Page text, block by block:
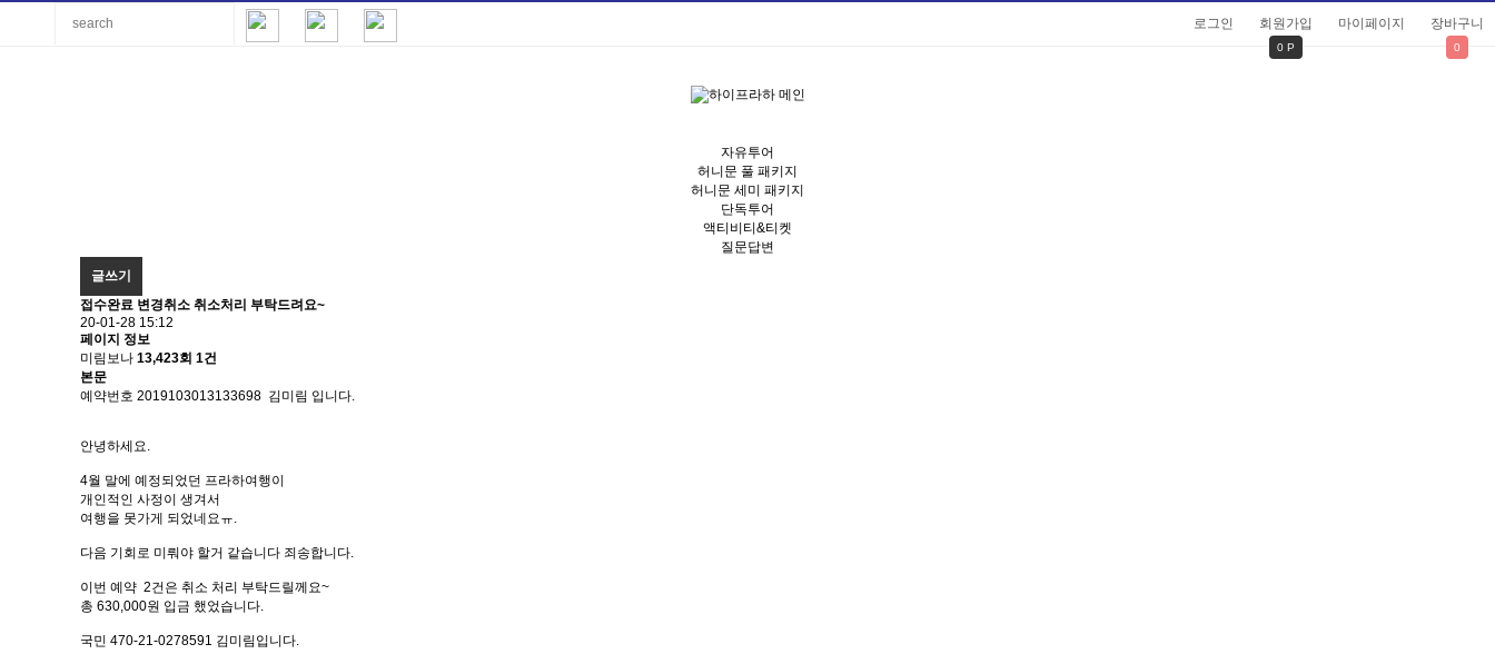
로그인 회원가입
0 P
마이페이지 장바구니
0
자유투어
허니문 풀 패키지
허니문 세미 패키지
단독투어
액티비티&티켓
질문답변
글쓰기
접수완료 변경취소 취소처리 부탁드려요~
20-01-28 15:12
페이지 정보
미림보나 13,423회 1건
본문
예약번호 2019103013133698 김미림 입니다.
안녕하세요.
4월 말에 예정되었던 프라하여행이
개인적인 사정이 생겨서
여행을 못가게 되었네요ㅠ.
다음 기회로 미뤄야 할거 같습니다 죄송합니다.
이번 예약 2건은 취소 처리 부탁드릴께요~
총 630,000원 입금 했었습니다.
국민 470-21-0278591 김미림입니다.